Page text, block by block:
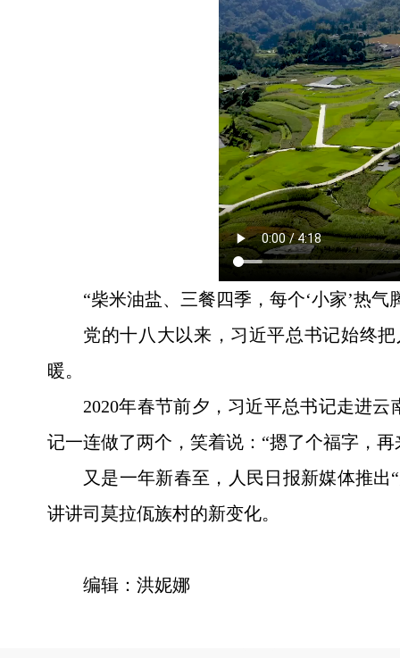
“柴米油盐、三餐四季，每个‘小家’热气
党的十八大以来，习近平总书记始终
暖。
2020年春节前夕，习近平总书记走进
记一连做了两个，笑着说：“摁了个福字，
又是一年新春至，人民日报新媒体推
讲讲司莫拉佤族村的新变化。
编辑：洪妮娜